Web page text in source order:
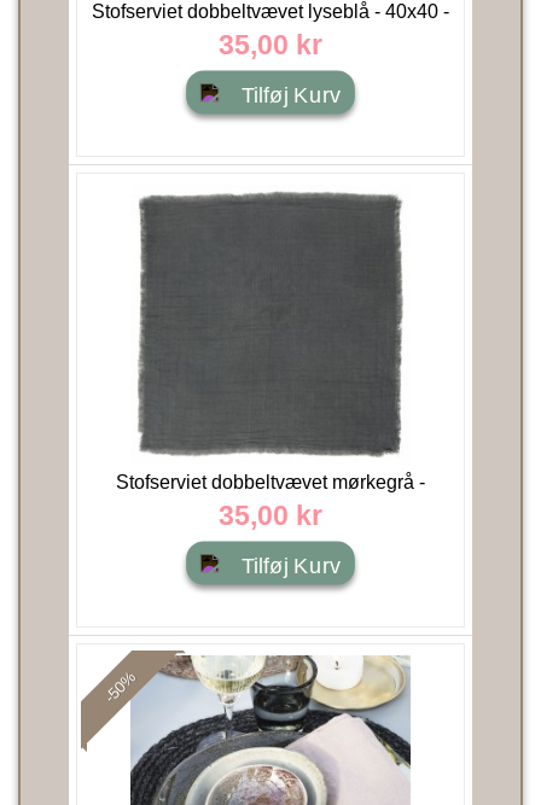
Stofserviet dobbeltvævet lyseblå - 40x40 -
Ib Laursen
35,00 kr
Tilføj Kurv
Stofserviet dobbeltvævet mørkegrå -
40x40 - Ib Laursen
35,00 kr
Tilføj Kurv
-50%